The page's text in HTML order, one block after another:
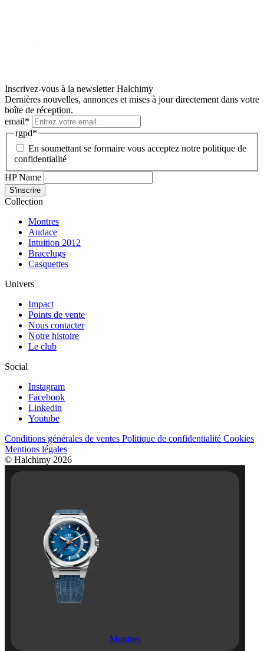
Inscrivez-vous à la newsletter Halchimy
Dernières nouvelles, annonces et mises à jour directement dans votre
boîte de réception.
email*
rgpd*
En soumettant se formaire vous acceptez notre politique de
confidentialité
HP Name
S'inscrire
Collection
Montres
Audace
Intuition 2012
Bracelugs
Casquettes
Univers
Impact
Points de vente
Nous contacter
Notre histoire
Le club
Social
Instagram
Facebook
Linkedin
Youtube
Conditions générales de ventes Politique de confidentialité Cookies
Mentions légales
© Halchimy 2026
Montres